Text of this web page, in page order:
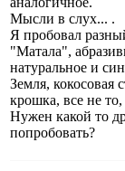
Мысли в слух... .
Я пробовал
"Матала",
натуральное и
Земля, кокосовая
крошка, все не
Нужен какой то
попробовать?